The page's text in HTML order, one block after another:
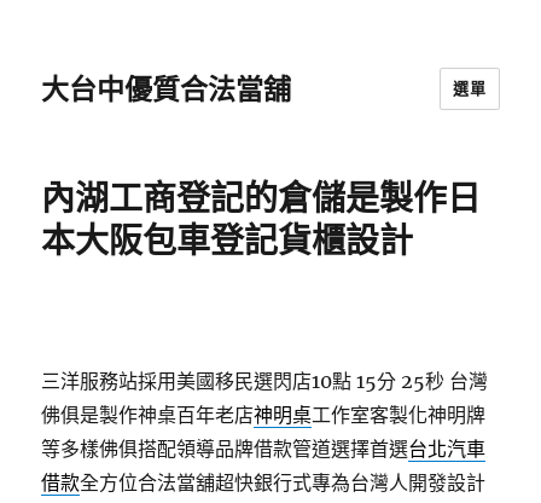
大台中優質合法當舖 選單
內湖工商登記的倉儲是製作日
本大阪包車登記貨櫃設計
三洋服務站採用美國移民選閃店10點 15分 25秒 台灣
佛俱是製作神桌百年老店神明桌工作室客製化神明牌
等多樣佛俱搭配領導品牌借款管道選擇首選台北汽車
借款全方位合法當舖超快銀行式專為台灣人開發設計